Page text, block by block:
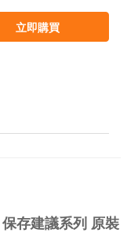
立即購買
存建議系列 原裝